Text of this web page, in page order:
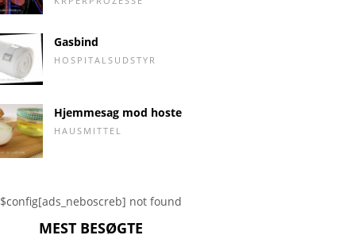
Gasbind
HOSPITALSUDSTYR
Hjemmesag mod hoste
HAUSMITTEL
$config[ads_neboscreb] not found
MEST BESØGTE